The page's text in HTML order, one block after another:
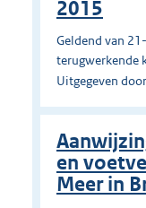
2015
Geldend van
terugwerkende
Uitgegeven
en
Meer in